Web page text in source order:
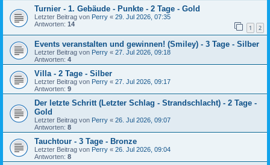
Turnier - 1. Gebäude - Punkte - 2 Tage - Gold
Letzter Beitrag von Perry « 29. Jul 2026, 07:35
Antworten: 14 1 2
Events veranstalten und gewinnen! (Smiley) - 3 Tage - Silber
Letzter Beitrag von Perry « 27. Jul 2026, 09:18
Antworten: 4
Villa - 2 Tage - Silber
Letzter Beitrag von Perry « 27. Jul 2026, 09:17
Antworten: 9
Der letzte Schritt (Letzter Schlag - Strandschlacht) - 2 Tage -
Gold
Letzter Beitrag von Perry « 26. Jul 2026, 09:07
Antworten: 8
Tauchtour - 3 Tage - Bronze
Letzter Beitrag von Perry « 26. Jul 2026, 09:04
Antworten: 8